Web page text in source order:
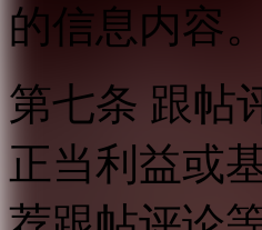
的信息内容。
第七条 跟帖
正当利益或